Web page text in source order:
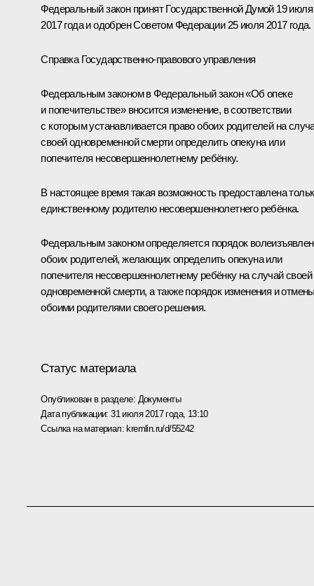
Федеральный закон принят Государственной Думой 19 июля
2017 года и одобрен Советом Федерации 25 июля 2017 года.
Справка Государственно-правового управления
Федеральным законом в Федеральный закон «Об опеке
и попечительстве» вносится изменение, в соответствии
с которым устанавливается право обоих родителей на
своей одновременной смерти определить опекуна или
попечителя несовершеннолетнему ребёнку.
В настоящее время такая возможность предоставлена
единственному родителю несовершеннолетнего ребёнка.
Федеральным законом определяется порядок
обоих родителей, желающих определить опекуна или
попечителя несовершеннолетнему ребёнку на случай своей
одновременной смерти, а также порядок изменения и
обоими родителями своего решения.
Статус материала
Опубликован в разделе: Документы
Дата публикации:31 июля 2017 года, 13:10
Ссылка на материал: kremlin.ru/d/55242